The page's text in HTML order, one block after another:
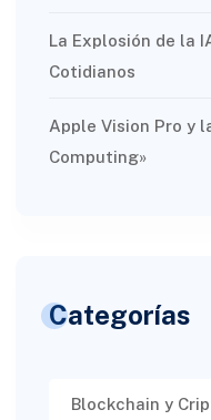
La Explosión de la
Cotidianos
Apple Vision Pro y
Computing»
Categorías
Blockchain y